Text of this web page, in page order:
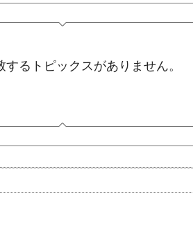
するトピックスがありません。